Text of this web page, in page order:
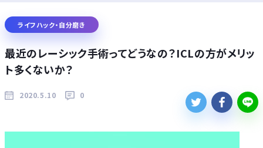
ライフハック・自分磨き
最近のレーシック手術ってどうなの？ICLの方がメリッ
ト多くないか？
2020.5.10 0